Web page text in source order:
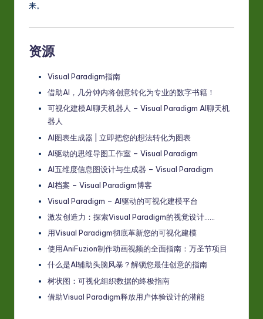
来。
资源
Visual Paradigm指南
借助AI，几分钟内将创意转化为专业的数字书籍！
可视化建模AI聊天机器人 – Visual Paradigm AI聊天机
器人
AI图表生成器 | 立即把您的想法转化为图表
AI驱动的思维导图工作室 – Visual Paradigm
AI五维度信息图设计与生成器 – Visual Paradigm
AI档案 – Visual Paradigm博客
Visual Paradigm – AI驱动的可视化建模平台
激发创造力：探索Visual Paradigm的视觉设计……
用Visual Paradigm彻底革新您的可视化建模
使用AniFuzion制作动画视频的全面指南：万圣节项目
什么是AI辅助头脑风暴？解锁您最佳创意的指南
树状图：可视化组织数据的终极指南
借助Visual Paradigm释放用户体验设计的潜能